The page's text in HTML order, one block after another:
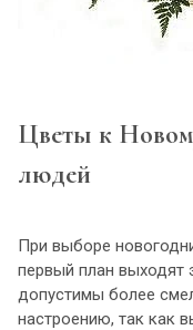
Цветы к
людей
При выборе
первый план выходят
допустимы более
настроению, так как